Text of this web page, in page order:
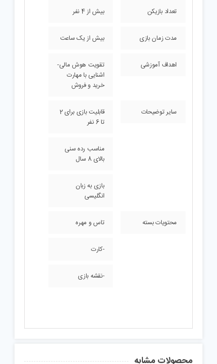
تعداد بازیکن بیش از 4 نفر
مدت زمان بازی بیش از یک ساعت
اهداف آموزشی
تقویت هوش مالی-
اشنایی با مهارت
خرید و فروش
سایر توضیحات
قابلیت بازی برای 2
تا 6 نفر
مناسب رده سنی
بالای 8 سال
بازی به زبان
انگلیسی
محتویات بسته تاس و مهره
-کارت
-نقشه بازی
محصولات مشابه